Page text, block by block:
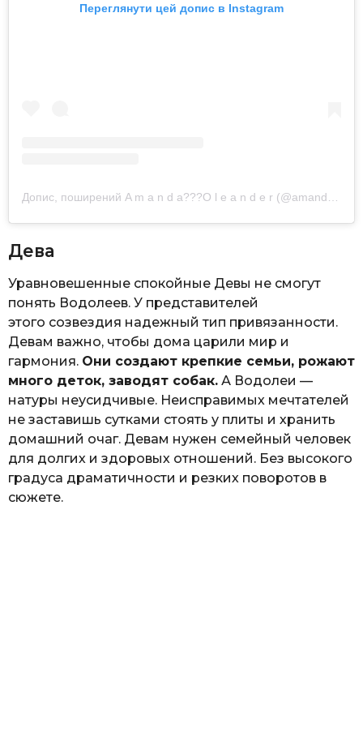
Переглянути цей допис в Instagram
Дева
Уравновешенные спокойные Девы не смогут
понять Водолеев. У представителей
этого созвездия надежный тип привязанности.
Девам важно, чтобы дома царили мир и
гармония. Они создают крепкие семьи, рожают
много деток, заводят собак. А Водолеи —
натуры неусидчивые. Неисправимых мечтателей
не заставишь сутками стоять у плиты и хранить
домашний очаг. Девам нужен семейный человек
для долгих и здоровых отношений. Без высокого
градуса драматичности и резких поворотов в
сюжете.